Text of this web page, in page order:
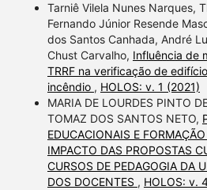
Tarniê Vilela Nunes Narques,
Fernando Júnior Resende
dos Santos Canhada, André
Chust Carvalho, Influência de
TRRF na verificação de
incêndio , HOLOS: v. 1 (2021)
MARIA DE LOURDES PINTO
TOMAZ DOS SANTOS NETO,
EDUCACIONAIS E
IMPACTO DAS PROPOSTAS
CURSOS DE PEDAGOGIA DA
DOS DOCENTES , HOLOS: v.